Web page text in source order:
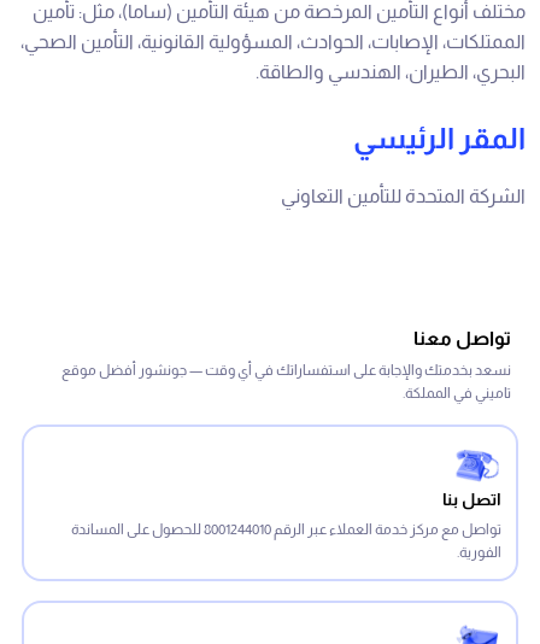
مختلف أنواع التأمين المرخصة من هيئة التأمين (ساما)، مثل: تأمين
الممتلكات، الإصابات، الحوادث، المسؤولية القانونية، التأمين الصحي،
البحري، الطيران، الهندسي والطاقة.
المقر الرئيسي
الشركة المتحدة للتأمين التعاوني
تواصل معنا
نسعد بخدمتك والإجابة على استفساراتك في أي وقت — جونشور أفضل موقع
تاميني في المملكة.
اتصل بنا
تواصل مع مركز خدمة العملاء عبر الرقم 8001244010 للحصول على المساندة
الفورية.